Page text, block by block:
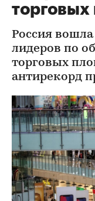
торговых
Россия
лидеров по
торговых
антирекорд